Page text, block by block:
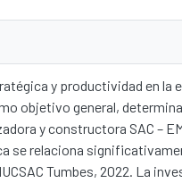
y productividad en la
objetivo general,
y constructora SAC –
se relaciona
Tumbes, 2022. La